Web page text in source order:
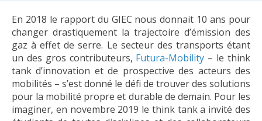
En 2018 le rapport du GIEC nous donnait 10 ans pour
changer drastiquement la trajectoire d’émission des
gaz à effet de serre. Le secteur des transports étant
un des gros contributeurs, Futura-Mobility – le think
tank d’innovation et de prospective des acteurs des
mobilités – s’est donné le défi de trouver des solutions
pour la mobilité propre et durable de demain. Pour les
imaginer, en novembre 2019 le think tank a invité des